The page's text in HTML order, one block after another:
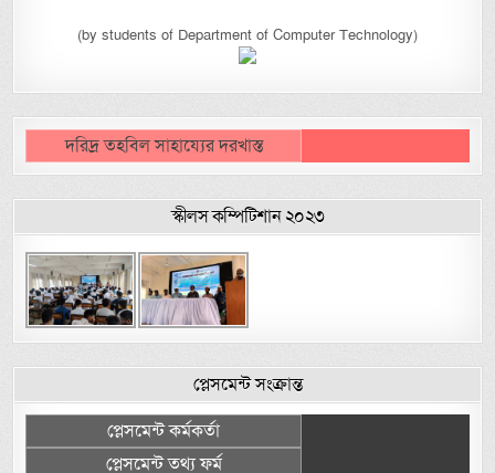
(by students of Department of Computer Technology)
দরিদ্র তহবিল সাহায্যের দরখাস্ত
স্কীলস কম্পিটিশান ২০২৩
প্লেসমেন্ট সংক্রান্ত
প্লেসমেন্ট কর্মকর্তা
প্লেসমেন্ট তথ্য ফর্ম